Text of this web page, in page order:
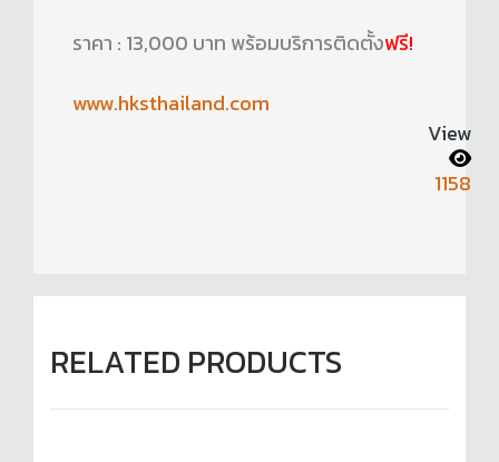
ราคา : 13,000 บาท พร้อมบริการติดตั้งฟรี!
www.hksthailand.com
View
1158
RELATED PRODUCTS